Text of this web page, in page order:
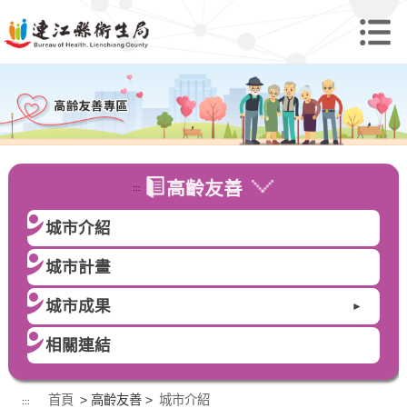
::: 高齡友善
城市介紹
城市計畫
城市成果 ►
相關連結
::: 首頁 > 高齡友善 > 城市介紹